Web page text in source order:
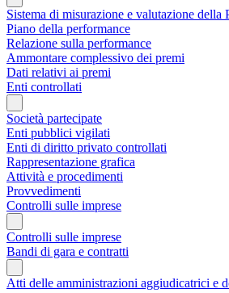
Sistema di misurazione e valutazione della
Piano della performance
Relazione sulla performance
Ammontare complessivo dei premi
Dati relativi ai premi
Enti controllati
Società partecipate
Enti pubblici vigilati
Enti di diritto privato controllati
Rappresentazione grafica
Attività e procedimenti
Provvedimenti
Controlli sulle imprese
Controlli sulle imprese
Bandi di gara e contratti
Atti delle amministrazioni aggiudicatrici e